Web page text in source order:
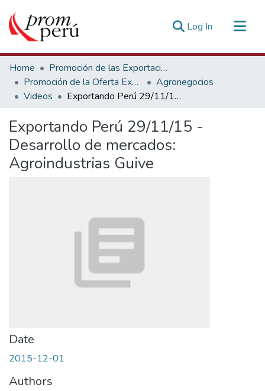
Log In (current)
Communities & Collections
All of DSpace
Statistics
Home
Promoción de las Exportaciones
Promoción de la Oferta Exportable
Agronegocios
Videos
Exportando Perú 29/11/15 - Desarrollo de mercados: Agroindustrias Guive
Exportando Perú 29/11/15 -
Desarrollo de mercados:
Agroindustrias Guive
Date
2015-12-01
Authors